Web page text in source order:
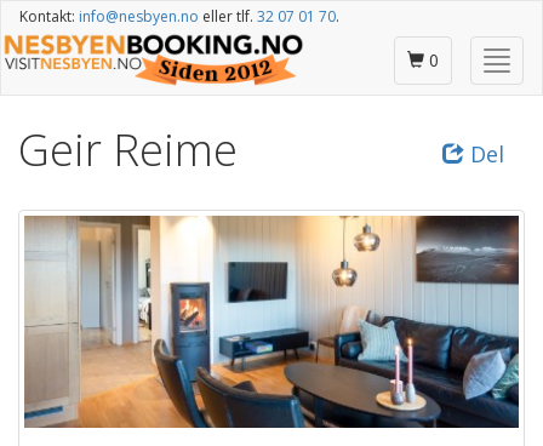
til
hovedinnhold
Kontakt: info@nesbyen.no eller tlf. 32 07 01 70.
Skjul
/
0
Del
Geir Reime